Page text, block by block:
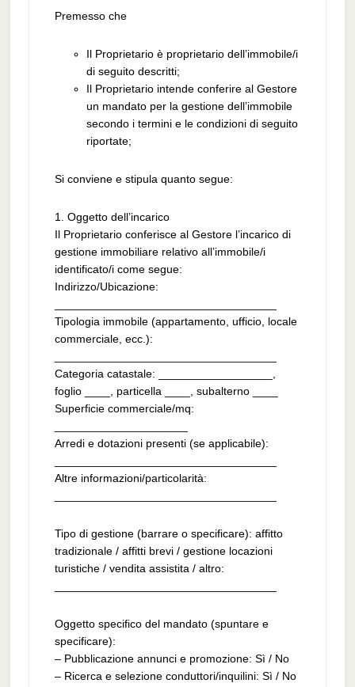
Premesso che
Il Proprietario è proprietario dell’immobile/i
di seguito descritti;
Il Proprietario intende conferire al Gestore
un mandato per la gestione dell’immobile
secondo i termini e le condizioni di seguito
riportate;
Si conviene e stipula quanto segue:
1. Oggetto dell’incarico
Il Proprietario conferisce al Gestore l’incarico di
gestione immobiliare relativo all’immobile/i
identificato/i come segue:
Indirizzo/Ubicazione:
Tipologia immobile (appartamento, ufficio, locale
commerciale, ecc.):
Categoria catastale: __________________,
foglio ____, particella ____, subalterno ____
Superficie commerciale/mq:
Arredi e dotazioni presenti (se applicabile):
Altre informazioni/particolarità:
Tipo di gestione (barrare o specificare): affitto
tradizionale / affitti brevi / gestione locazioni
turistiche / vendita assistita / altro:
Oggetto specifico del mandato (spuntare e
specificare):
– Pubblicazione annunci e promozione: Sì / No
– Ricerca e selezione conduttori/inquilini: Sì / No